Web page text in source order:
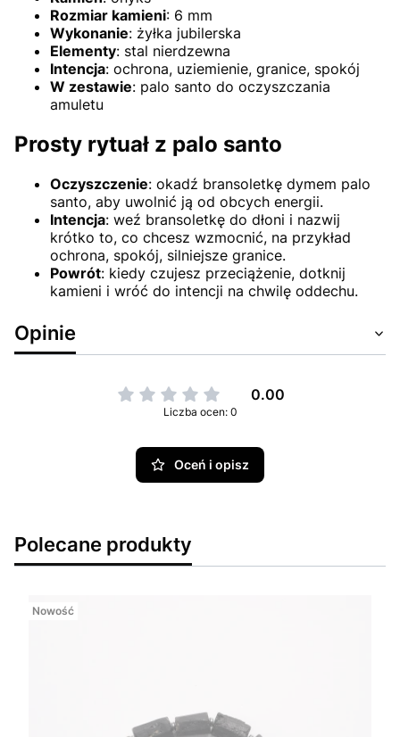
Rozmiar kamieni: 6 mm
Wykonanie: żyłka jubilerska
Elementy: stal nierdzewna
Intencja: ochrona, uziemienie, granice, spokój
W zestawie: palo santo do oczyszczania
amuletu
Prosty rytuał z palo santo
Oczyszczenie: okadź bransoletkę dymem palo
santo, aby uwolnić ją od obcych energii.
Intencja: weź bransoletkę do dłoni i nazwij
krótko to, co chcesz wzmocnić, na przykład
ochrona, spokój, silniejsze granice.
Powrót: kiedy czujesz przeciążenie, dotknij
kamieni i wróć do intencji na chwilę oddechu.
Opinie
0.00
Liczba ocen: 0
Oceń i opisz
Polecane produkty
Nowość